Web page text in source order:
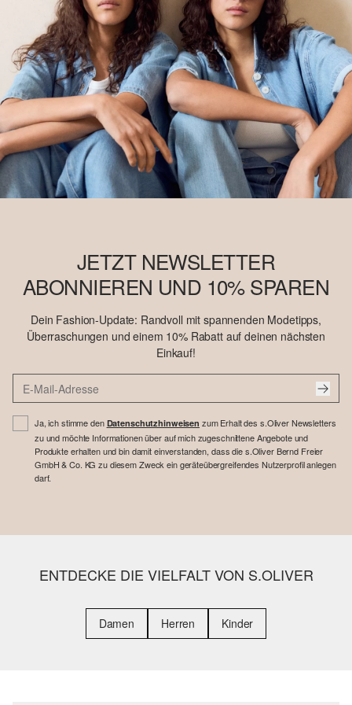
JETZT NEWSLETTER
ABONNIEREN UND 10% SPAREN
Dein Fashion-Update: Randvoll mit spannenden Modetipps,
Überraschungen und einem 10% Rabatt auf deinen nächsten
Einkauf!
Ja, ich stimme den Datenschutzhinweisen zum Erhalt des s.Oliver Newsletters
zu und möchte Informationen über auf mich zugeschnittene Angebote und
Produkte erhalten und bin damit einverstanden, dass die s.Oliver Bernd Freier
GmbH & Co. KG zu diesem Zweck ein geräteübergreifendes Nutzerprofil anlegen
darf.
ENTDECKE DIE VIELFALT VON S.OLIVER
Damen Herren Kinder